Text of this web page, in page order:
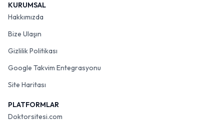
KURUMSAL
Hakkımızda
Bize Ulaşın
Gizlilik Politikası
Google Takvim Entegrasyonu
Site Haritası
PLATFORMLAR
Doktorsitesi.com